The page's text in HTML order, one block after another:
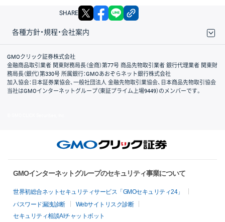
SHARE X facebook
各種方針・規程・会社案内
取引規程・約款
サイトマップ
その他のご案内
個人情報保護方針
最良執行方針
サイトのご利用について
ディスクレイマー
信託保全
リスク説明
会社案内
GMOクリック証券株式会社
金融商品取引業者 関東財務局長（金商）第77号 商品先物取引業者 銀行代理業者 関東財
務局長（銀代）第330号 所属銀行：GMOあおぞらネット銀行株式会社
加入協会：日本証券業協会、一般社団法人 金融先物取引業協会、日本商品先物取引協会
当社はGMOインターネットグループ（東証プライム上場9449）のメンバーです。
GMOインターネットグループのセキュリティ事業について
世界初総合ネットセキュリティサービス「GMOセキュリティ24」
パスワード漏洩診断
Webサイトリスク診断
セキュリティ相談AIチャットボット